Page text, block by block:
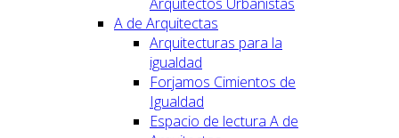
A de Arquitectas
Arquitecturas para la
igualdad
Forjamos Cimientos de
Igualdad
Espacio de lectura A de